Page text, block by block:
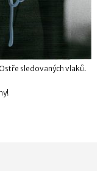
sledovaných vlaků.